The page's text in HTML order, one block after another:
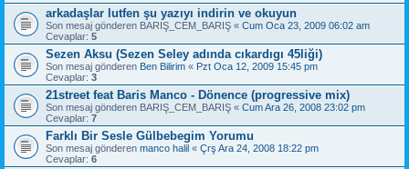
arkadaşlar lutfen şu yazıyı indirin ve okuyun
Son mesaj gönderen BARIŞ_CEM_BARIŞ « Cum Oca 23, 2009 06:02 am
Cevaplar: 5
Sezen Aksu (Sezen Seley adında cıkardıgı 45liği)
Son mesaj gönderen Ben Bilirim « Pzt Oca 12, 2009 15:45 pm
Cevaplar: 3
21street feat Baris Manco - Dönence (progressive mix)
Son mesaj gönderen BARIŞ_CEM_BARIŞ « Cum Ara 26, 2008 23:02 pm
Cevaplar: 7
Farklı Bir Sesle Gülbebegim Yorumu
Son mesaj gönderen manco halil « Çrş Ara 24, 2008 18:22 pm
Cevaplar: 6